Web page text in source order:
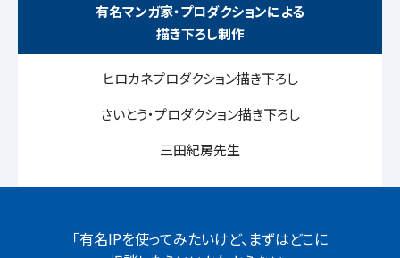
有名マンガ家・プロダクションによる
描き下ろし制作
ヒロカネプロダクション描き下ろし
さいとう・プロダクション描き下ろし
三⽥紀房先生
「有名IPを使ってみたいけど、まずはどこに